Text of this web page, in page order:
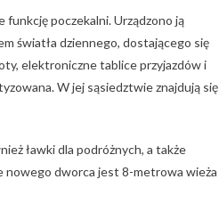
funkcję poczekalni. Urządzono ją
światła dziennego, dostającego się
elektroniczne tablice przyjazdów i
W jej sąsiedztwie znajdują się
ławki dla podróżnych, a także
nowego dworca jest 8-metrowa wieża